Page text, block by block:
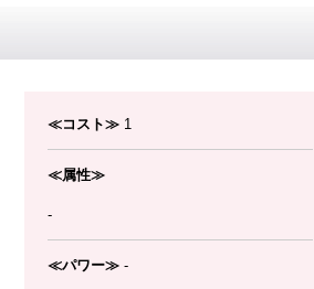
≪コスト≫ 1
≪属性≫
-
≪パワー≫ -